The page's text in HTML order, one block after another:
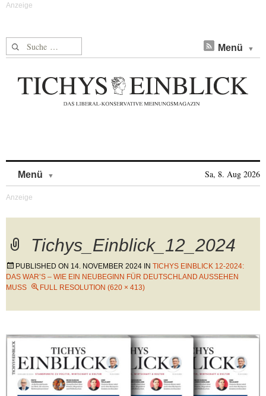
Suche nach: Menü
Menü Sa, 8. Aug 2026
Tichys_Einblick_12_2024
PUBLISHED ON 14. NOVEMBER 2024 IN TICHYS EINBLICK 12-2024:
DAS WAR’S – WIE EIN NEUBEGINN FÜR DEUTSCHLAND AUSSEHEN
MUSS
FULL RESOLUTION (620 × 413)